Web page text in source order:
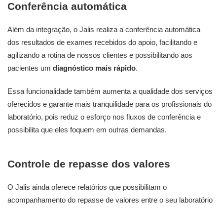
Conferência automática
Além da integração, o Jalis realiza a conferência automática
dos resultados de exames recebidos do apoio, facilitando e
agilizando a rotina de nossos clientes e possibilitando aos
pacientes um diagnóstico mais rápido.
Essa funcionalidade também aumenta a qualidade dos serviços
oferecidos e garante mais tranquilidade para os profissionais do
laboratório, pois reduz o esforço nos fluxos de conferência e
possibilita que eles foquem em outras demandas.
Controle de repasse dos valores
O Jalis ainda oferece relatórios que possibilitam o
acompanhamento do repasse de valores entre o seu laboratório